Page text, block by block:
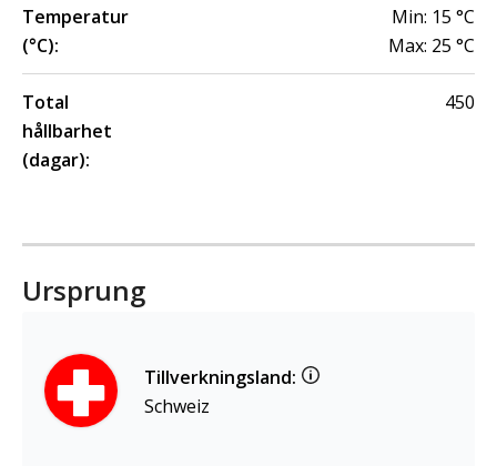
Temperatur
(°C):
Min: 15 °C
Max: 25 °C
Total
hållbarhet
(dagar):
450
Ursprung
Tillverkningsland:
Schweiz